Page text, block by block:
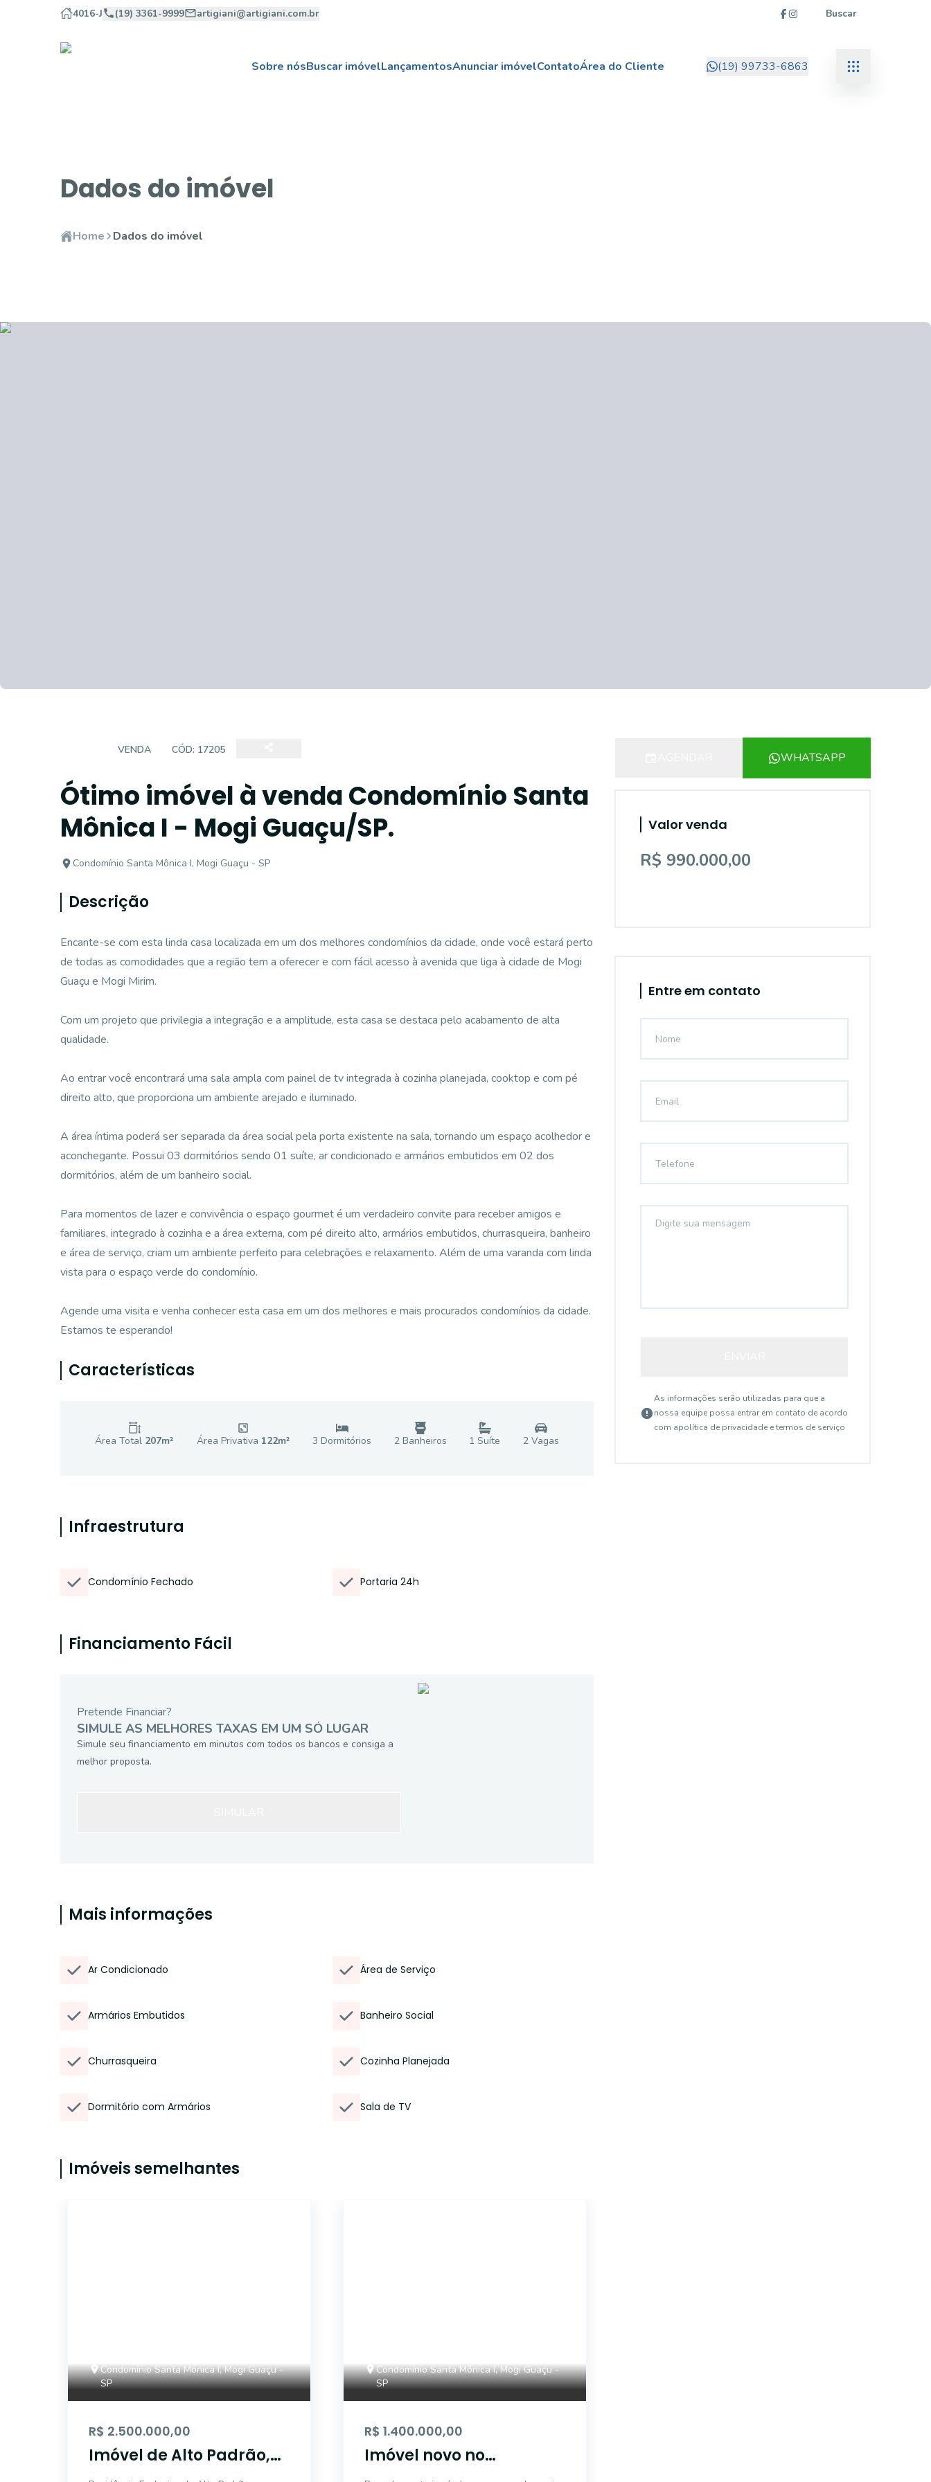
4016-J (19) 3361-9999 artigiani@artigiani.com.br Buscar
Sobre nósBuscar imóvelLançamentosAnunciar imóvelContatoÁrea do Cliente (19) 99733-6863
Dados do imóvel
Home Dados do imóvel
VENDA CÓD: 17205
Ótimo imóvel à venda Condomínio Santa
Mônica I - Mogi Guaçu/SP.
Condomínio Santa Mônica I, Mogi Guaçu - SP
Descrição
Encante-se com esta linda casa localizada em um dos melhores condomínios da cidade, onde você estará perto
de todas as comodidades que a região tem a oferecer e com fácil acesso à avenida que liga à cidade de Mogi
Guaçu e Mogi Mirim.
Com um projeto que privilegia a integração e a amplitude, esta casa se destaca pelo acabamento de alta
qualidade.
Ao entrar você encontrará uma sala ampla com painel de tv integrada à cozinha planejada, cooktop e com pé
direito alto, que proporciona um ambiente arejado e iluminado.
A área íntima poderá ser separada da área social pela porta existente na sala, tornando um espaço acolhedor e
aconchegante. Possui 03 dormitórios sendo 01 suíte, ar condicionado e armários embutidos em 02 dos
dormitórios, além de um banheiro social.
Para momentos de lazer e convivência o espaço gourmet é um verdadeiro convite para receber amigos e
familiares, integrado à cozinha e a área externa, com pé direito alto, armários embutidos, churrasqueira, banheiro
e área de serviço, criam um ambiente perfeito para celebrações e relaxamento. Além de uma varanda com linda
vista para o espaço verde do condomínio.
Agende uma visita e venha conhecer esta casa em um dos melhores e mais procurados condomínios da cidade.
Estamos te esperando!
Características
Área Total 207m² Área Privativa 122m² 3 Dormitórios 2Banheiros 1 Suíte 2Vagas
Infraestrutura
Condomínio Fechado Portaria 24h
Financiamento Fácil
Pretende Financiar?
SIMULE AS MELHORES TAXAS EM UM SÓ LUGAR
Simule seu financiamento em minutos com todos os bancos e consiga a
melhor proposta.
Mais informações
Ar Condicionado Área de Serviço
Armários Embutidos Banheiro Social
Churrasqueira Cozinha Planejada
Dormitório com Armários Sala de TV
Imóveis semelhantes
Condomínio Santa Mônica I, Mogi Guaçu -
SP
R$ 2.500.000,00
Imóvel de Alto Padrão,
Condomínio Santa
Condomínio Santa Mônica I, Mogi Guaçu -
SP
R$ 1.400.000,00
Imóvel novo no
Condomínio Santa
WHATSAPP
Valor venda
R$ 990.000,00
Entre em contato
As informações serão utilizadas para que a
nossa equipe possa entrar em contato de acordo
com apolítica de privacidade e termos de serviço